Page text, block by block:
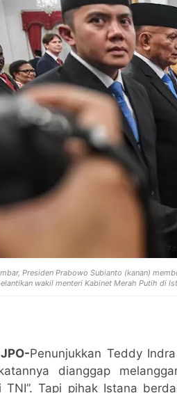
Presiden Prabowo Subianto (kanan)
wakil menteri Kabinet Merah Putih di
Penunjukkan Teddy
dianggap
TNI”. Tapi pihak Istana